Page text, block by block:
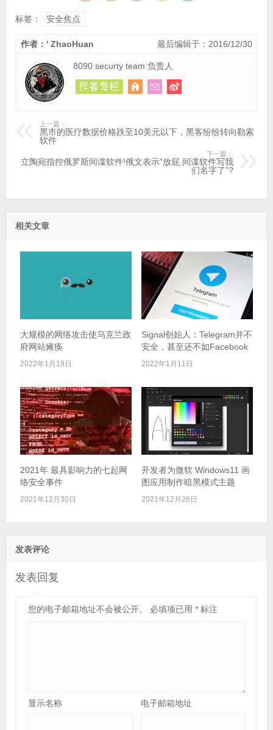
标签： 安全焦点
最后编辑于：2016/12/30
作者：' ZhaoHuan
8090 securty team 负责人
上一篇：
黑市的医疗数据价格跌至10美元以下，黑客纷纷转向勒索
软件
下一篇：
立陶宛指控俄罗斯间谍软件!俄文表示”放屁.间谍软件写我
们名字了”?
相关文章
大规模的网络攻击使乌克兰政
府网站瘫痪
2022年1月19日
Signal创始人：Telegram并不
安全，甚至还不如Facebook
2022年1月11日
2021年 最具影响力的七起网
络安全事件
2021年12月30日
开发者为微软 Windows11 画
图应用制作暗黑模式主题
2021年12月26日
发表评论
发表回复
您的电子邮箱地址不会被公开。 必填项已用 *标注
显示名称 电子邮箱地址